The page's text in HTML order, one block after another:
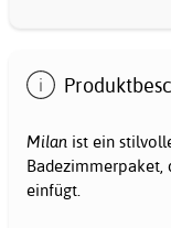
Milan ist ein
Badezimmerpaket,
einfügt.